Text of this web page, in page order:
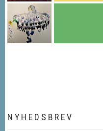
NYHEDSBREV